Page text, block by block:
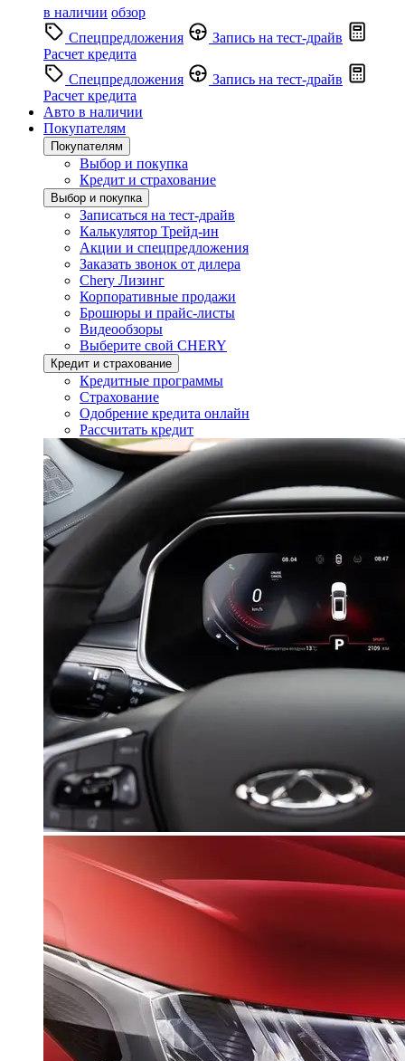
в наличии обзор
Спецпредложения
Запись на тест-драйв
Расчет кредита
Спецпредложения
Запись на тест-драйв
Расчет кредита
Авто в наличии
Покупателям
Покупателям
Выбор и покупка
Кредит и страхование
Выбор и покупка
Записаться на тест-драйв
Калькулятор Трейд-ин
Акции и спецпредложения
Заказать звонок от дилера
Chery Лизинг
Корпоративные продажи
Брошюры и прайс-листы
Видеообзоры
Выберите свой CHERY
Кредит и страхование
Кредитные программы
Страхование
Одобрение кредита онлайн
Рассчитать кредит